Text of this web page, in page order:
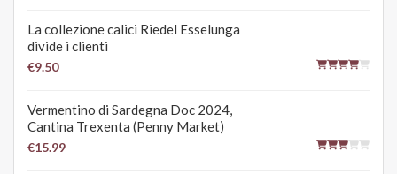
La collezione calici Riedel Esselunga
divide i clienti
€9.50
Vermentino di Sardegna Doc 2024,
Cantina Trexenta (Penny Market)
€15.99